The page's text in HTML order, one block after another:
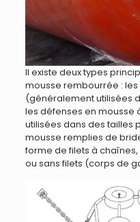
Il existe deux types
mousse rembourrée :
(généralement utilisées
les défenses en
utilisées dans des tailles
mousse remplies de
forme de filets à
ou sans filets (corps de